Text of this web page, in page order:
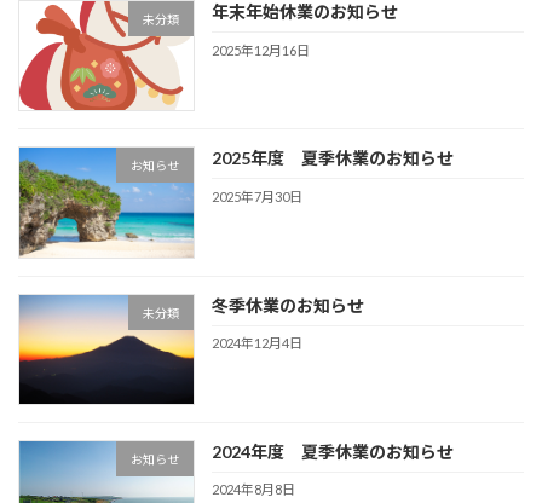
未分類 年末年始休業のお知らせ
2025年12月16日
お知らせ 2025年度 夏季休業のお知らせ
2025年7月30日
未分類 冬季休業のお知らせ
2024年12月4日
お知らせ 2024年度 夏季休業のお知らせ
2024年8月8日